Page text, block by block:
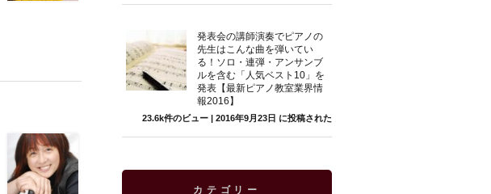
発表会の講師演奏でピアノの
先生はこんな曲を弾いてい
る！ソロ・連弾・アンサンブ
ルを含む「人気ベスト10」を
発表【最新ピアノ教室業界情
報2016】
23.6k件のビュー | 2016年9月23日 に投稿された
カテゴリー